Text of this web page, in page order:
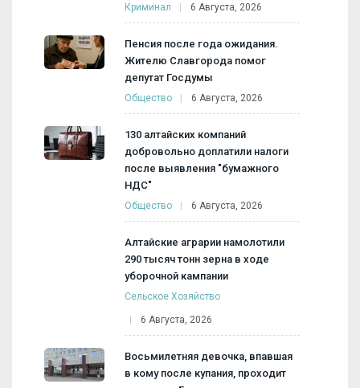
Криминал 6 Августа, 2026
Пенсия после года ожидания.
Жителю Славгорода помог
депутат Госдумы
Общество 6 Августа, 2026
130 алтайских компаний
добровольно доплатили налоги
после выявления "бумажного
НДС"
Общество 6 Августа, 2026
Алтайские аграрии намолотили
290 тысяч тонн зерна в ходе
уборочной кампании
Сельское Хозяйство
6 Августа, 2026
Восьмилетняя девочка, впавшая
в кому после купания, проходит